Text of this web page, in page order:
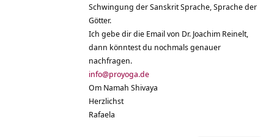
Schwingung der Sanskrit Sprache, Sprache der
Götter.
Ich gebe dir die Email von Dr. Joachim Reinelt,
dann könntest du nochmals genauer
nachfragen.
info@proyoga.de
Om Namah Shivaya
Herzlichst
Rafaela